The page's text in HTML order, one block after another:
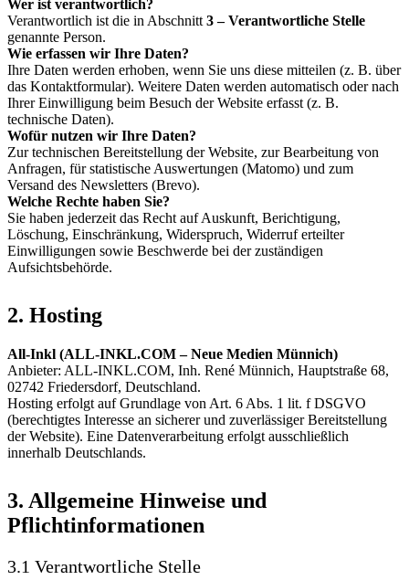
Wer ist verantwortlich?
Verantwortlich ist die in Abschnitt 3 – Verantwortliche Stelle
genannte Person.
Wie erfassen wir Ihre Daten?
Ihre Daten werden erhoben, wenn Sie uns diese mitteilen (z. B. über
das Kontaktformular). Weitere Daten werden automatisch oder nach
Ihrer Einwilligung beim Besuch der Website erfasst (z. B.
technische Daten).
Wofür nutzen wir Ihre Daten?
Zur technischen Bereitstellung der Website, zur Bearbeitung von
Anfragen, für statistische Auswertungen (Matomo) und zum
Versand des Newsletters (Brevo).
Welche Rechte haben Sie?
Sie haben jederzeit das Recht auf Auskunft, Berichtigung,
Löschung, Einschränkung, Widerspruch, Widerruf erteilter
Einwilligungen sowie Beschwerde bei der zuständigen
Aufsichtsbehörde.
2. Hosting
All-Inkl (ALL-INKL.COM – Neue Medien Münnich)
Anbieter: ALL-INKL.COM, Inh. René Münnich, Hauptstraße 68,
02742 Friedersdorf, Deutschland.
Hosting erfolgt auf Grundlage von Art. 6 Abs. 1 lit. f DSGVO
(berechtigtes Interesse an sicherer und zuverlässiger Bereitstellung
der Website). Eine Datenverarbeitung erfolgt ausschließlich
innerhalb Deutschlands.
3. Allgemeine Hinweise und
Pflichtinformationen
3.1 Verantwortliche Stelle